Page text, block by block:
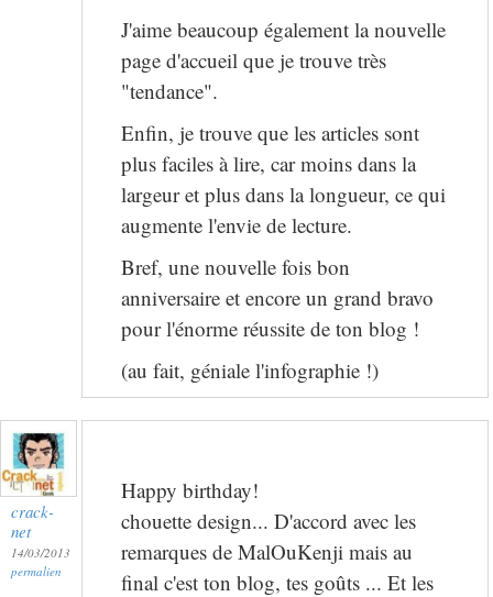
J'aime beaucoup également la nouvelle
page d'accueil que je trouve très
"tendance".
Enfin, je trouve que les articles sont
plus faciles à lire, car moins dans la
largeur et plus dans la longueur, ce qui
augmente l'envie de lecture.
Bref, une nouvelle fois bon
anniversaire et encore un grand bravo
pour l'énorme réussite de ton blog !
(au fait, géniale l'infographie !)
crack-
net
14/03/2013
permalien
Happy birthday!
chouette design... D'accord avec les
remarques de MalOuKenji mais au
final c'est ton blog, tes goûts ... Et les